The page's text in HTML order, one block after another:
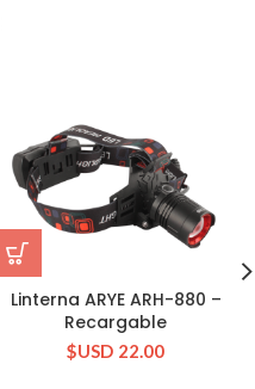
Linterna ARYE ARH-880 –
Recargable
$USD 22.00